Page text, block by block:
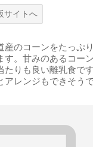
サイトへ
産のコーンをたっぷ
す。甘みのあるコー
りも良い離乳食で
アレンジもできそうで